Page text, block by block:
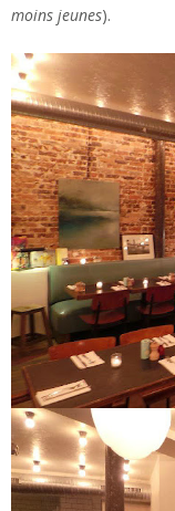
moins jeunes).